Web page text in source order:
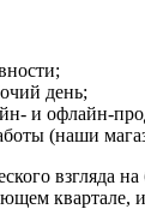
день;
и офлайн-
(наши
взгляда
квартале,